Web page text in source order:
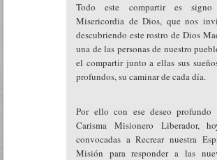
Todo este compartir es
Misericordia de Dios, que nos
descubriendo este rostro de Dios
una de las personas de nuestro
el compartir junto a ellas sus
profundos, su caminar de cada día.
Por ello con ese deseo
Carisma Misionero Liberador,
convocadas a Recrear nuestra
Misión para responder a las